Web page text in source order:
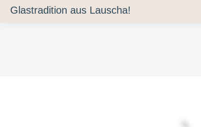
Glastradition aus Lauscha!